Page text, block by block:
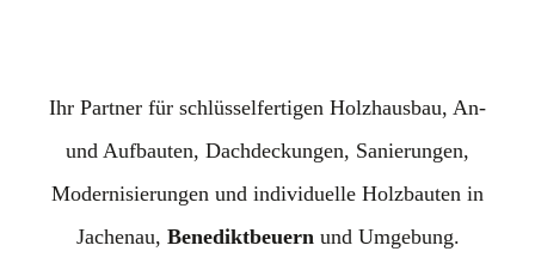
Ihr Partner für schlüsselfertigen Holzhausbau, An-
und Aufbauten, Dachdeckungen, Sanierungen,
Modernisierungen und individuelle Holzbauten in
Jachenau, Benediktbeuernund Umgebung.